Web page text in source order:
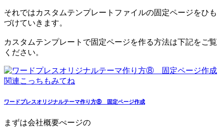
それではカスタムテンプレートファイルの固定ページをひも
づけていきます。
カスタムテンプレートで固定ページを作る方法は下記をご覧
ください。
関連こっちもみてね
ワードプレスオリジナルテーマ作り方⑧ 固定ページ作成
まずは会社概要ぺージの